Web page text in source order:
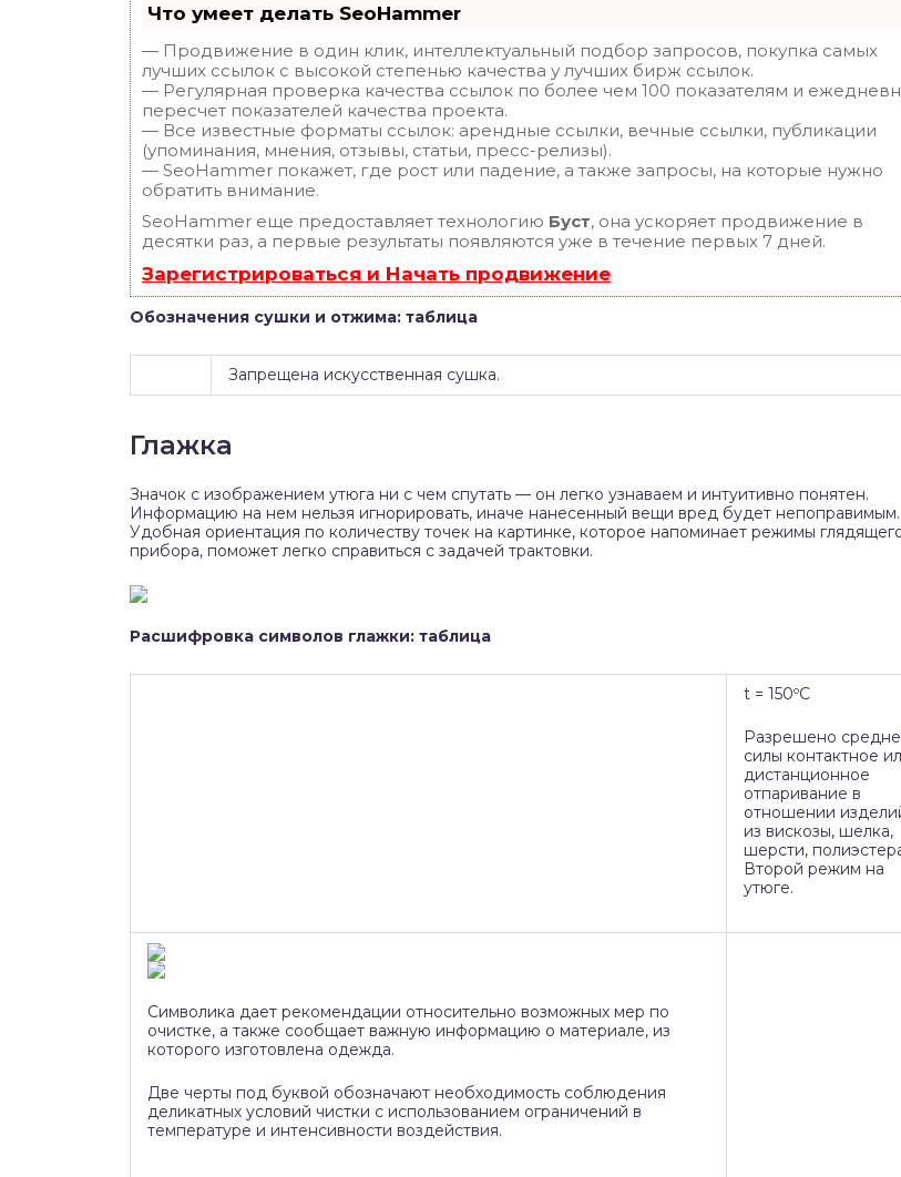
Что умеет делать SeoHammer
— Продвижение в один клик, интеллектуальный подбор запросов, покупка самых
лучших ссылок с высокой степенью качества у лучших бирж ссылок.
— Регулярная проверка качества ссылок по более чем 100 показателям и
пересчет показателей качества проекта.
— Все известные форматы ссылок: арендные ссылки, вечные ссылки, публикации
(упоминания, мнения, отзывы, статьи, пресс-релизы).
— SeoHammer покажет, где рост или падение, а также запросы, на которые нужно
обратить внимание.
SeoHammer еще предоставляет технологию Буст, она ускоряет продвижение в
десятки раз, а первые результаты появляются уже в течение первых 7 дней.
Зарегистрироваться и Начать продвижение
Обозначения сушки и отжима: таблица
Запрещена искусственная сушка.
Глажка
Значок с изображением утюга ни с чем спутать — он легко узнаваем и интуитивно понятен.
Информацию на нем нельзя игнорировать, иначе нанесенный вещи вред будет непоправимым.
Удобная ориентация по количеству точек на картинке, которое напоминает режимы
прибора, поможет легко справиться с задачей трактовки.
Расшифровка символов глажки: таблица
t = 150ºC
Разрешено
силы контактное
дистанционное
отпаривание в
отношении
из вискозы, шелка,
шерсти,
Второй режим на
утюге.
Символика дает рекомендации относительно возможных мер по
очистке, а также сообщает важную информацию о материале, из
которого изготовлена одежда.
Две черты под буквой обозначают необходимость соблюдения
деликатных условий чистки с использованием ограничений в
температуре и интенсивности воздействия.